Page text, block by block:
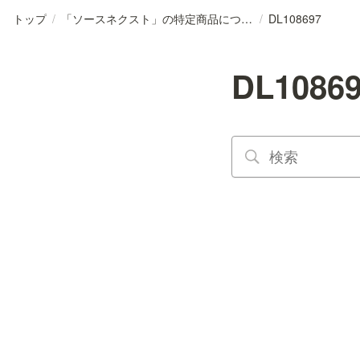
トップ / 「ソースネクスト」の特定商品について / DL108697